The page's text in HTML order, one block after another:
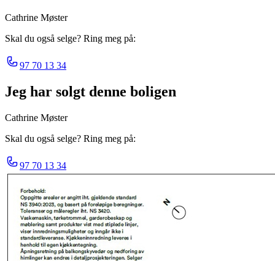
Cathrine Møster
Skal du også selge? Ring meg på:
97 70 13 34
Jeg har solgt denne boligen
Cathrine Møster
Skal du også selge? Ring meg på:
97 70 13 34